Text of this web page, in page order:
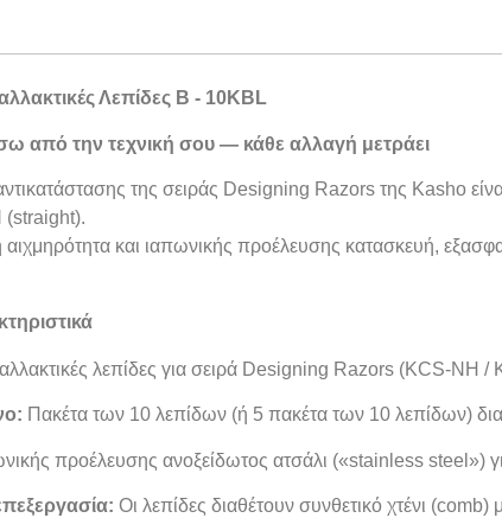
Λεπίδες B - 10KBL
από την τεχνική σου — κάθε αλλαγή μετράει
της σειράς Designing Razors της Kasho
(straight).
και ιαπωνικής προέλευσης κατασκευή,
λεπίδες για σειρά Designing Razors (KCS-NH /
Πακέτα των 10 λεπίδων (ή 5 πακέτα των 10 λεπίδων)
προέλευσης ανοξείδωτος ατσάλι («stainless steel»)
Οι λεπίδες διαθέτουν συνθετικό χτένι